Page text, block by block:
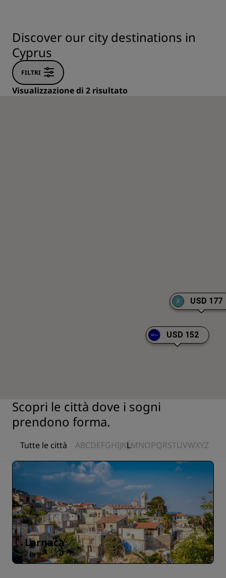
Discover our city destinations in
Cyprus
FILTRI
Visualizzazione di 2 risultato
USD 177
USD 152
Scopri le città dove i sogni
prendono forma.
Tutte le città ABCDEFGHIJKLMNOPQRSTUVWXYZ
Larnaca
2 hotel